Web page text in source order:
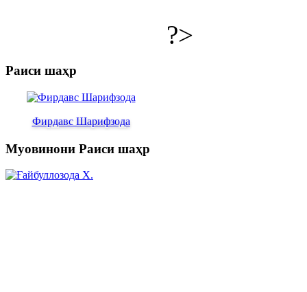
?>
Раиси шаҳр
Фирдавс Шарифзода
Муовинони Раиси шаҳр